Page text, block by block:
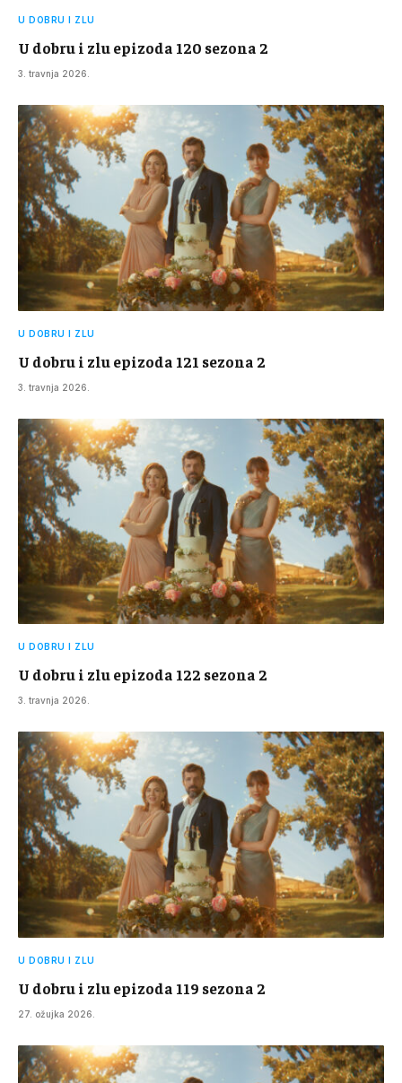
U DOBRU I ZLU
U dobru i zlu epizoda 120 sezona 2
3. travnja 2026.
U DOBRU I ZLU
U dobru i zlu epizoda 121 sezona 2
3. travnja 2026.
U DOBRU I ZLU
U dobru i zlu epizoda 122 sezona 2
3. travnja 2026.
U DOBRU I ZLU
U dobru i zlu epizoda 119 sezona 2
27. ožujka 2026.